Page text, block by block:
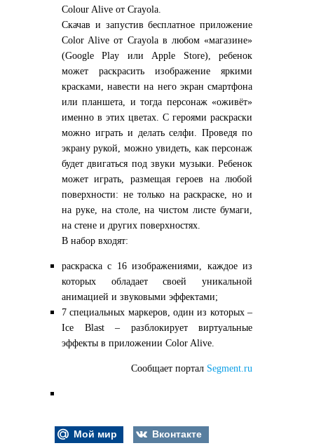
Colour Alive от Crayola.
Скачав и запустив бесплатное приложение
Color Alive от Crayola в любом «магазине»
(Google Play или Apple Store), ребенок
может раскрасить изображение яркими
красками, навести на него экран смартфона
или планшета, и тогда персонаж «оживёт»
именно в этих цветах. С героями раскраски
можно играть и делать селфи. Проведя по
экрану рукой, можно увидеть, как персонаж
будет двигаться под звуки музыки. Ребенок
может играть, размещая героев на любой
поверхности: не только на раскраске, но и
на руке, на столе, на чистом листе бумаги,
на стене и других поверхностях.
В набор входят:
раскраска с 16 изображениями, каждое из
которых обладает своей уникальной
анимацией и звуковыми эффектами;
7 специальных маркеров, один из которых –
Ice Blast – разблокирует виртуальные
эффекты в приложении Color Alive.
Сообщает портал Segment.ru
Мой мир
Вконтакте